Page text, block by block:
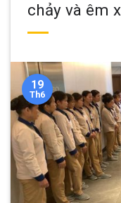
chảy và êm
19
Th6